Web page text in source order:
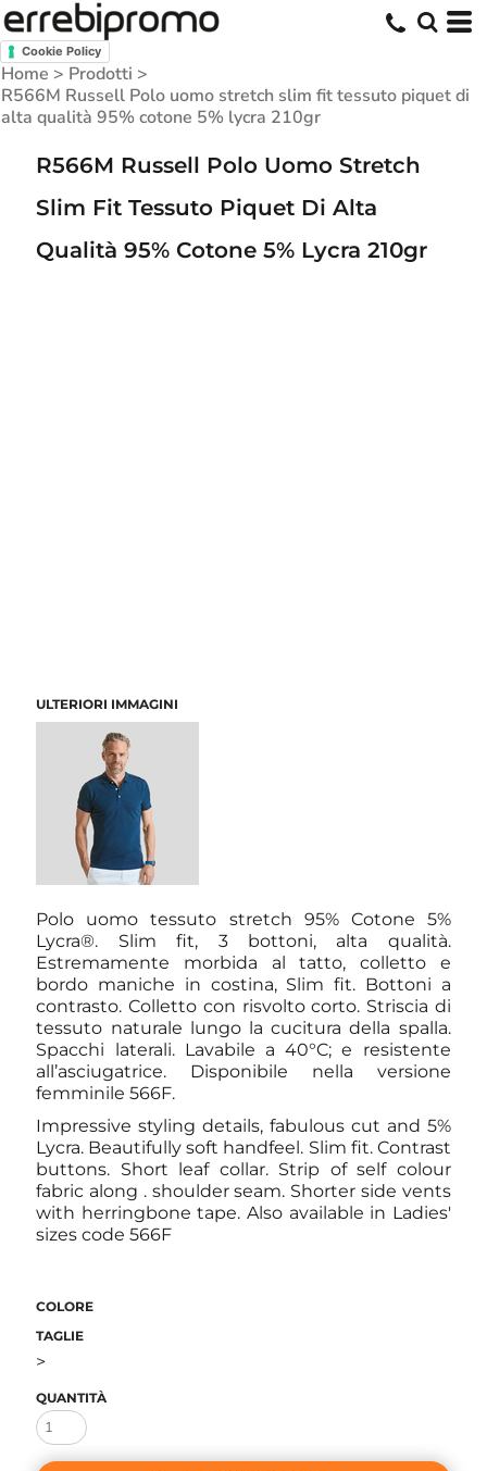
Cookie Policy
Home > Prodotti >
R566M Russell Polo uomo stretch slim fit tessuto piquet di
alta qualità 95% cotone 5% lycra 210gr
R566M Russell Polo Uomo Stretch
Slim Fit Tessuto Piquet Di Alta
Qualità 95% Cotone 5% Lycra 210gr
ULTERIORI IMMAGINI
Polo uomo tessuto stretch 95% Cotone 5%
Lycra®. Slim fit, 3 bottoni, alta qualità.
Estremamente morbida al tatto, colletto e
bordo maniche in costina, Slim fit. Bottoni a
contrasto. Colletto con risvolto corto. Striscia di
tessuto naturale lungo la cucitura della spalla.
Spacchi laterali. Lavabile a 40°C; e resistente
all’asciugatrice. Disponibile nella versione
femminile 566F.
Impressive styling details, fabulous cut and 5%
Lycra. Beautifully soft handfeel. Slim fit. Contrast
buttons. Short leaf collar. Strip of self colour
fabric along . shoulder seam. Shorter side vents
with herringbone tape. Also available in Ladies'
sizes code 566F
COLORE
TAGLIE
>
QUANTITÀ